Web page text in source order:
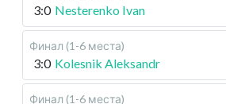
3:0 Nesterenko Ivan
Финал (1-6 места)
3:0 Kolesnik Aleksandr
Финал (1-6 места)